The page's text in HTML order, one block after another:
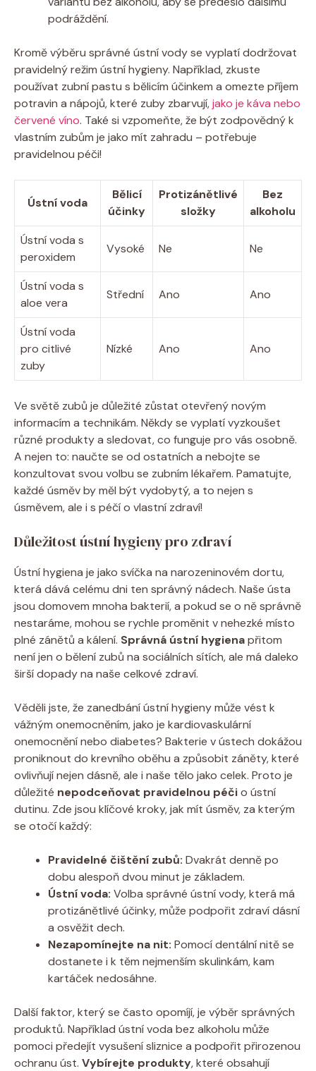
podráždění.
Kromě výběru správné ústní vody se vyplatí dodržovat
pravidelný režim ústní hygieny. Například, zkuste
používat zubní pastu s bělicím účinkem a omezte příjem
potravin a nápojů, které zuby zbarvují,jako je káva nebo
červené víno. Také si vzpomeňte, že být zodpovědný k
vlastním zubům je jako mít zahradu – potřebuje
pravidelnou péči!
Ústní voda
Bělicí
účinky
Protizánětlivé
složky
Bez
alkoholu
Ústní voda s
peroxidem
Vysoké Ne Ne
Ústní voda s
aloe vera
Střední Ano Ano
Ústní voda
pro citlivé
zuby
Nízké Ano Ano
Ve světě zubů je důležité zůstat otevřený novým
informacím a technikám. Někdy se vyplatí vyzkoušet
různé produkty a sledovat, co funguje pro vás osobně.
A nejen to: naučte se od ostatních a nebojte se
konzultovat svou volbu se zubním lékařem. Pamatujte,
každé úsměv by měl být vydobytý, a to nejen s
úsměvem, ale i s péčí o vlastní zdraví!
Důležitost ústní hygieny pro zdraví
Ústní hygiena je jako svíčka na narozeninovém dortu,
která dává celému dni ten správný nádech. Naše ústa
jsou domovem mnoha bakterií, a pokud se o ně správně
nestaráme, mohou se rychle proměnit v nehezké místo
plné zánětů a kálení. Správná ústní hygienapřitom
není jen o bělení zubů na sociálních sítích, ale má daleko
širší dopady na naše celkové zdraví.
Věděli jste, že zanedbání ústní hygieny může vést k
vážným onemocněním, jako je kardiovaskulární
onemocnění nebo diabetes? Bakterie v ústech dokážou
proniknout do krevního oběhu a způsobit záněty, které
ovlivňují nejen dásně, ale i naše tělo jako celek. Proto je
důležité nepodceňovat pravidelnou péčio ústní
dutinu. Zde jsou klíčové kroky, jak mít úsměv, za kterým
se otočí každý:
Pravidelné čištění zubů: Dvakrát denně po
dobu alespoň dvou minut je základem.
Ústní voda: Volba správné ústní vody, která má
protizánětlivé účinky, může podpořit zdraví dásní
a osvěžit dech.
Nezapomínejte na nit: Pomocí dentální nitě se
dostanete i k těm nejmenším skulinkám, kam
kartáček nedosáhne.
Další faktor, který se často opomíjí, je výběr správných
produktů. Například ústní voda bez alkoholu může
pomoci předejít vysušení sliznice a podpořit přirozenou
ochranu úst. Vybírejte produkty, které obsahují